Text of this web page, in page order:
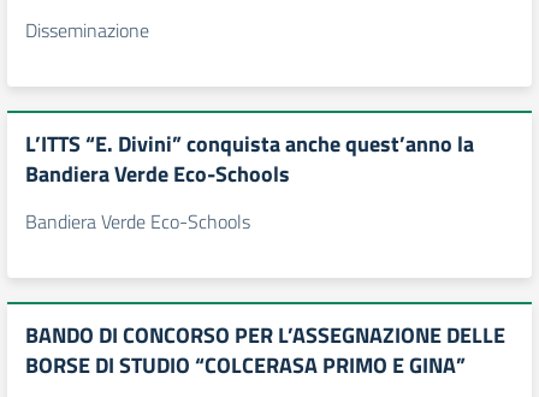
Disseminazione
L’ITTS “E. Divini” conquista anche quest’anno la
Bandiera Verde Eco-Schools
Bandiera Verde Eco-Schools
BANDO DI CONCORSO PER L’ASSEGNAZIONE DELLE
BORSE DI STUDIO “COLCERASA PRIMO E GINA”